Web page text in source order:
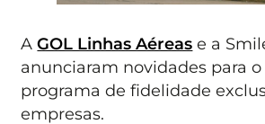
AGOL Linhas Aéreas e a
anunciaram novidades para
programa de fidelidade
empresas.